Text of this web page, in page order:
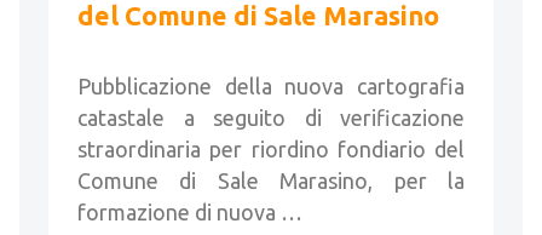
del Comune di Sale Marasino
Pubblicazione della nuova cartografia
catastale a seguito di verificazione
straordinaria per riordino fondiario del
Comune di Sale Marasino, per la
formazione di nuova …